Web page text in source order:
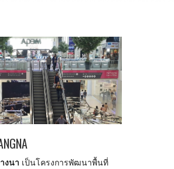
งนา เป็นโครงการพัฒนาพื้นที่